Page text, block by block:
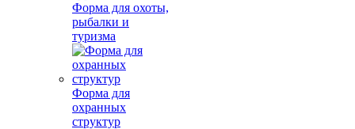
Форма для охоты,
рыбалки и
туризма
Форма для
охранных
структур